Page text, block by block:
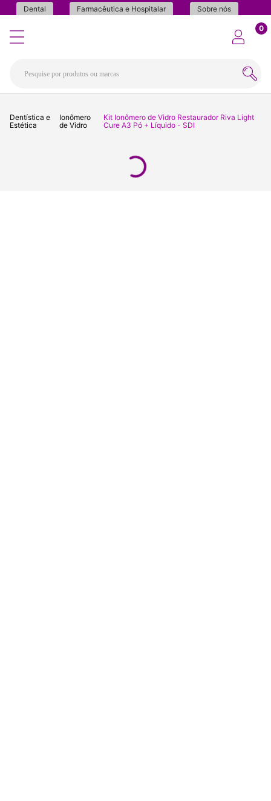
Dental Farmacêutica e Hospitalar Sobre nós
0
Dentística e
Estética
Ionômero
de Vidro
Kit Ionômero de Vidro Restaurador Riva Light
Cure A3 Pó + Líquido - SDI